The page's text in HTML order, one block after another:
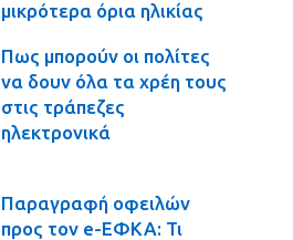
μικρότερα όρια ηλικίας
Πως μπορούν οι πολίτες
να δουν όλα τα χρέη τους
στις τράπεζες
ηλεκτρονικά
Παραγραφή οφειλών
προς τον e-ΕΦΚΑ: Τι